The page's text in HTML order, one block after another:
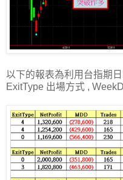
以下的報表為利用台指期
ExitType 出場方式 ,